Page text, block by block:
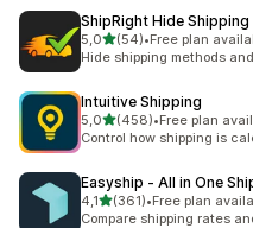
ShipRight Hide
5,0z 5 hvězd
(54)
Celkový počet recenzí: 54
•Free plan
Hide shipping methods
Intuitive Shipping
5,0z 5 hvězd
(458)
Celkový počet recenzí: 458
•Free plan
Control how shipping is
Easyship ‑ All in One
4,1z 5 hvězd
(361)
Celkový počet recenzí: 361
•Free plan
Compare shipping rates